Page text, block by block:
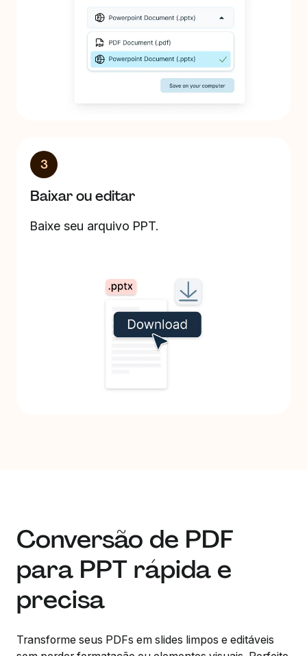
3
Baixar ou editar
Baixe seu arquivo PPT.
Conversão de PDF
para PPT rápida e
precisa
Transforme seus PDFs em slides limpos e editáveis